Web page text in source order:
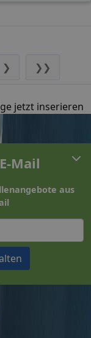
❯ ❯❯
jetzt inserieren
Mail
aus